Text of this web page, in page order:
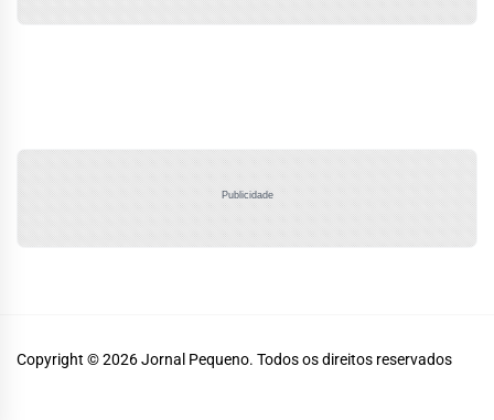
Publicidade
Copyright © 2026Jornal Pequeno. Todos os direitos reservados